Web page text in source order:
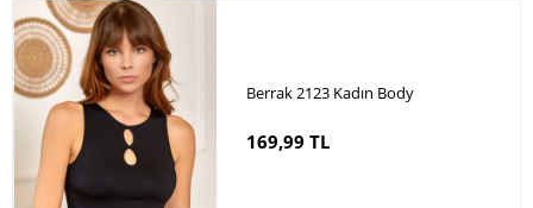
Berrak 2123 Kadın Body
169,99 TL